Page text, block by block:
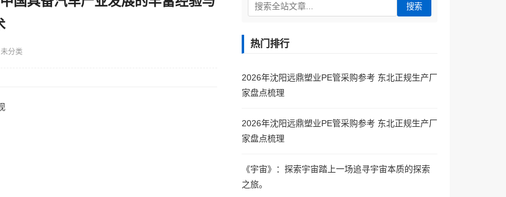
分类
搜索
热门排行
2026年沈阳远鼎塑业PE管采购参考 东北正规生产厂
家盘点梳理
2026年沈阳远鼎塑业PE管采购参考 东北正规生产厂
家盘点梳理
《宇宙》：探索宇宙踏上一场追寻宇宙本质的探索
之旅。